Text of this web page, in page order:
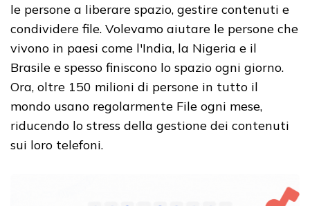
le persone a liberare spazio, gestire contenuti e
condividere file. Volevamo aiutare le persone che
vivono in paesi come l'India, la Nigeria e il
Brasile e spesso finiscono lo spazio ogni giorno.
Ora, oltre 150 milioni di persone in tutto il
mondo usano regolarmente File ogni mese,
riducendo lo stress della gestione dei contenuti
sui loro telefoni.